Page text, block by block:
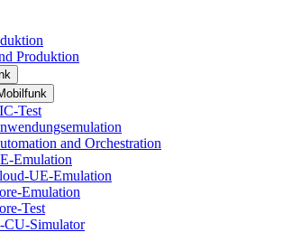
Produktion
Test
and Orchestration
Emulation
UE-Emulation
Emulation
Test
CU-Simulator